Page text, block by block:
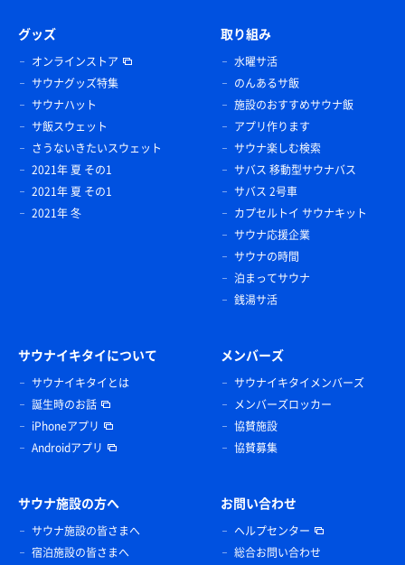
グッズ
オンラインストア
サウナグッズ特集
サウナハット
サ飯スウェット
さうないきたいスウェット
2021年 夏 その1
2021年 夏 その1
2021年 冬
取り組み
水曜サ活
のんあるサ飯
施設のおすすめサウナ飯
アプリ作ります
サウナ楽しむ検索
サバス 移動型サウナバス
サバス 2号車
カプセルトイ サウナキット
サウナ応援企業
サウナの時間
泊まってサウナ
銭湯サ活
サウナイキタイについて
サウナイキタイとは
誕生時のお話
iPhoneアプリ
Androidアプリ
メンバーズ
サウナイキタイメンバーズ
メンバーズロッカー
協賛施設
協賛募集
サウナ施設の方へ
サウナ施設の皆さまへ
宿泊施設の皆さまへ
お問い合わせ
ヘルプセンター
総合お問い合わせ